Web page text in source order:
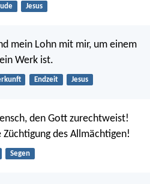
Jesus
mein Lohn mit mir, um einem
Werk ist.
Endzeit Jesus
den Gott zurechtweist!
Züchtigung des Allmächtigen!
Segen